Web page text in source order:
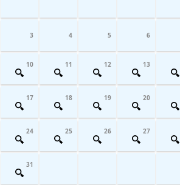
3 4 5 6
10 11 12 13
17 18 19 20
24 25 26 27
31